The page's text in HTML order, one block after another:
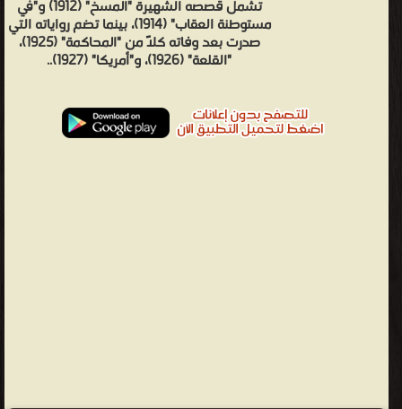
تشمل قصصه الشهيرة "المسخ" (1912) و"في
مستوطنة العقاب" (1914)، بينما تضم رواياته التي
صدرت بعد وفاته كلاً من "المحاكمة" (1925)،
"القلعة" (1926)، و"أمريكا" (1927)..